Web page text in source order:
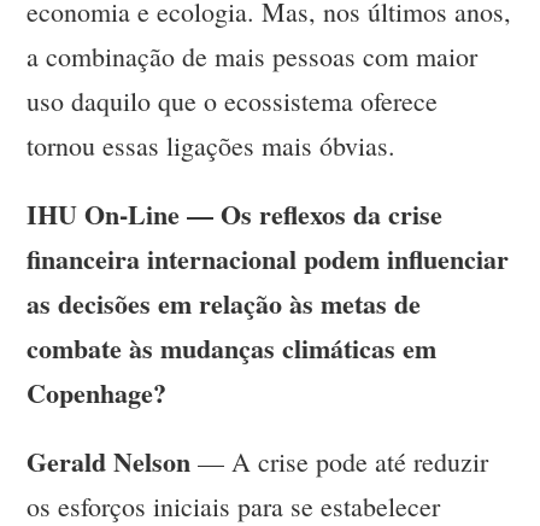
economia e ecologia. Mas, nos últimos anos,
a combinação de mais pessoas com maior
uso daquilo que o ecossistema oferece
tornou essas ligações mais óbvias.
IHU On-Line — Os reflexos da crise
financeira internacional podem influenciar
as decisões em relação às metas de
combate às mudanças climáticas em
Copenhage?
Gerald Nelson — A crise pode até reduzir
os esforços iniciais para se estabelecer